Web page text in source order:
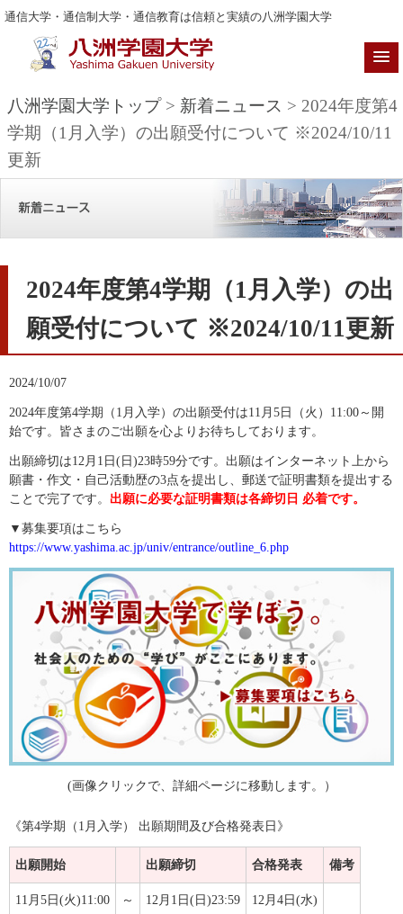
通信大学・通信制大学・通信教育は信頼と実績の八洲学園大学
八洲学園大学トップ> 新着ニュース > 2024年度第4
学期（1月入学）の出願受付について ※2024/10/11
更新
2024年度第4学期（1月入学）の出
願受付について ※2024/10/11更新
2024/10/07
2024年度第4学期（1月入学）の出願受付は11月5日（火）11:00～開
始です。皆さまのご出願を心よりお待ちしております。
出願締切は12月1 日 (日)23時59分です。出願はインターネット上から
願書・作文・自己活動歴の3点を提出し、郵送で証明書類を提出する
ことで完了です。 出願に必要な証明書類は各締切日 必着です。
▼募集要項はこちら
https://www.yashima.ac.jp/univ/entrance/outline_6.php
(画像クリックで、詳細ページに移動します。）
《第4学期（1月入学） 出願期間及び合格発表日》
出願開始 出願締切 合格発表 備考
11月5日(火)11:00 ～ 12月1日(日)23:59 12月4日(水)